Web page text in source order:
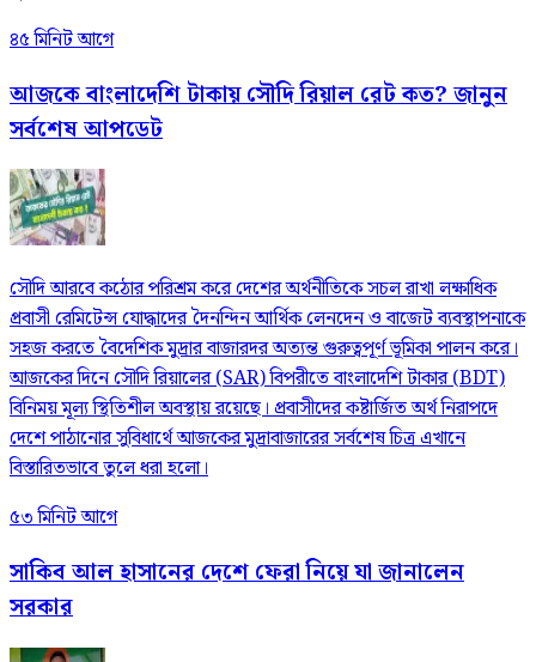
৪৫ মিনিট আগে
আজকে বাংলাদেশি টাকায় সৌদি রিয়াল রেট কত? জানুন
সর্বশেষ আপডেট
সৌদি আরবে কঠোর পরিশ্রম করে দেশের অর্থনীতিকে সচল রাখা লক্ষাধিক
প্রবাসী রেমিটেন্স যোদ্ধাদের দৈনন্দিন আর্থিক লেনদেন ও বাজেট ব্যবস্থাপনাকে
সহজ করতে বৈদেশিক মুদ্রার বাজারদর অত্যন্ত গুরুত্বপূর্ণ ভূমিকা পালন করে।
আজকের দিনে সৌদি রিয়ালের (SAR) বিপরীতে বাংলাদেশি টাকার (BDT)
বিনিময় মূল্য স্থিতিশীল অবস্থায় রয়েছে। প্রবাসীদের কষ্টার্জিত অর্থ নিরাপদে
দেশে পাঠানোর সুবিধার্থে আজকের মুদ্রাবাজারের সর্বশেষ চিত্র এখানে
বিস্তারিতভাবে তুলে ধরা হলো।
৫৩ মিনিট আগে
সাকিব আল হাসানের দেশে ফেরা নিয়ে যা জানালেন
সরকার